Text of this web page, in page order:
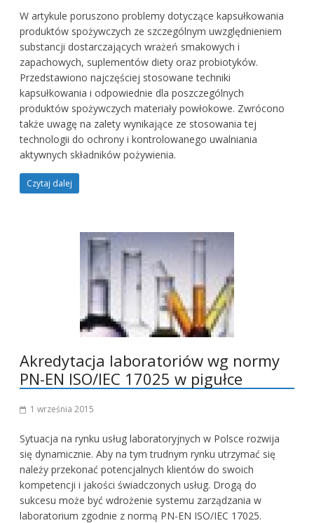
W artykule poruszono problemy dotyczące kapsułkowania
produktów spożywczych ze szczególnym uwzględnieniem
substancji dostarczających wrażeń smakowych i
zapachowych, suplementów diety oraz probiotyków.
Przedstawiono najczęściej stosowane techniki
kapsułkowania i odpowiednie dla poszczególnych
produktów spożywczych materiały powłokowe. Zwrócono
także uwagę na zalety wynikające ze stosowania tej
technologii do ochrony i kontrolowanego uwalniania
aktywnych składników pożywienia.
Czytaj dalej
Akredytacja laboratoriów wg normy
PN-EN ISO/IEC 17025 w pigułce
1 września 2015
Sytuacja na rynku usług laboratoryjnych w Polsce rozwija
się dynamicznie. Aby na tym trudnym rynku utrzymać się
należy przekonać potencjalnych klientów do swoich
kompetencji i jakości świadczonych usług. Drogą do
sukcesu może być wdrożenie systemu zarządzania w
laboratorium zgodnie z normą PN-EN ISO/IEC 17025.